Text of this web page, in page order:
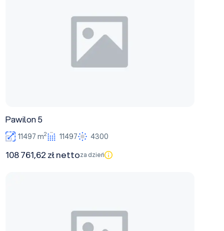
Pawilon 5
11497 m2 11497 4300
108 761,62 zł nettoza dzień